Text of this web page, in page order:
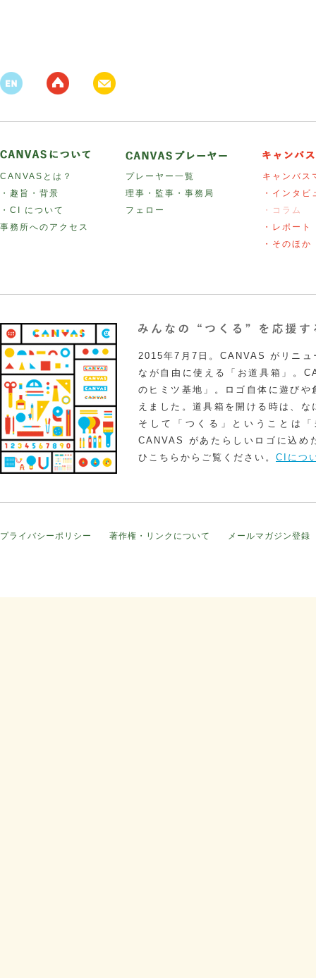
CANVASとは？
・趣旨・背景
・CI について
事務所へのアクセス
プレーヤー一覧
理事・監事・事務局
フェロー
キャンバス
・インタビ
・コラム
・レポート
・そのほか
2015年7月7日。CANVAS がリニュ
なが自由に使える「お道具箱」。
のヒミツ基地」。ロゴ自体に遊び
えました。道具箱を開ける時は、
そして「つくる」ということは
CANVAS があたらしいロゴに込め
ひこちらからご覧ください。 CIにつ
プライバシーポリシー 著作権・リンクについて メールマガジン登録